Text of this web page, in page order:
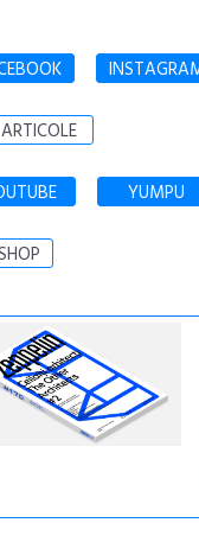
ARTICOLE
YUMPU